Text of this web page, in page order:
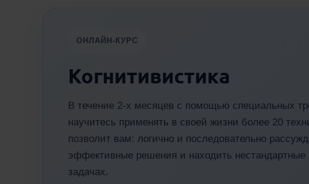
ОНЛАЙН-КУРС
Когнитивистика
В течение 2-х месяцев с помощью специальных
научитесь применять в своей жизни более 20
позволит вам: логично и последовательно
эффективные решения и находить нестандартные
задачах.